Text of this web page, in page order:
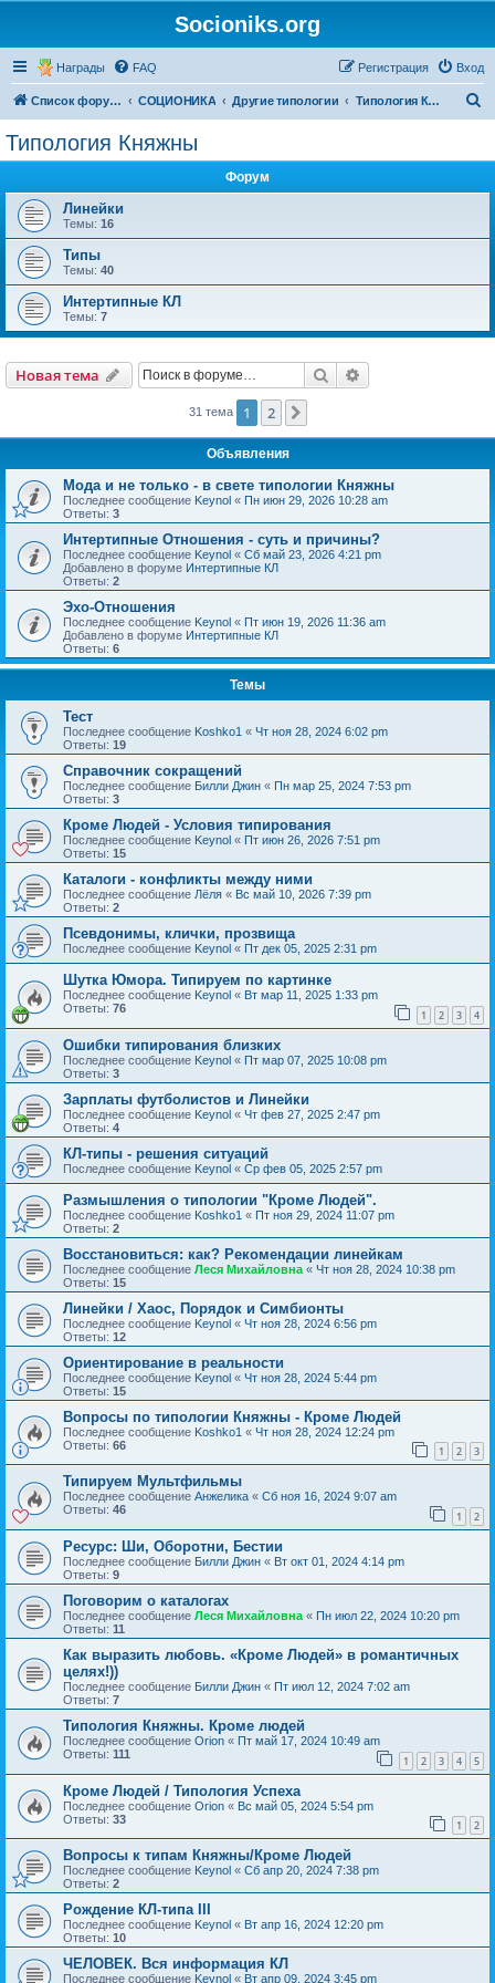
Socioniks.org
Награды FAQ Вход
Регистрация
Список форумов СОЦИОНИКА Другие типологии Типология Княжны
Типология Княжны
Форум
Линейки
Темы: 16
Типы
Темы: 40
Интертипные КЛ
Темы: 7
Новая тема Поиск
31 тема 1 2
Объявления
Мода и не только - в свете типологии Княжны
Последнее сообщение Keynol « Пн июн 29, 2026 10:28 am
Ответы: 3
Интертипные Отношения - суть и причины?
Последнее сообщение Keynol « Сб май 23, 2026 4:21 pm
Добавлено в форуме Интертипные КЛ
Ответы: 2
Эхо-Отношения
Последнее сообщение Keynol « Пт июн 19, 2026 11:36 am
Добавлено в форуме Интертипные КЛ
Ответы: 6
Темы
Тест
Последнее сообщение Koshko1 « Чт ноя 28, 2024 6:02 pm
Ответы: 19
Справочник сокращений
Последнее сообщение Билли Джин « Пн мар 25, 2024 7:53 pm
Ответы: 3
Кроме Людей - Условия типирования
Последнее сообщение Keynol « Пт июн 26, 2026 7:51 pm
Ответы: 15
Каталоги - конфликты между ними
Последнее сообщение Лёля « Вс май 10, 2026 7:39 pm
Ответы: 2
Псевдонимы, клички, прозвища
Последнее сообщение Keynol « Пт дек 05, 2025 2:31 pm
Шутка Юмора. Типируем по картинке
Последнее сообщение Keynol « Вт мар 11, 2025 1:33 pm
Ответы: 76 1 2 3 4
Ошибки типирования близких
Последнее сообщение Keynol « Пт мар 07, 2025 10:08 pm
Ответы: 3
Зарплаты футболистов и Линейки
Последнее сообщение Keynol « Чт фев 27, 2025 2:47 pm
Ответы: 4
КЛ-типы - решения ситуаций
Последнее сообщение Keynol « Ср фев 05, 2025 2:57 pm
Размышления о типологии "Кроме Людей".
Последнее сообщение Koshko1 « Пт ноя 29, 2024 11:07 pm
Ответы: 2
Восстановиться: как? Рекомендации линейкам
Последнее сообщение Леся Михайловна « Чт ноя 28, 2024 10:38 pm
Ответы: 15
Линейки / Хаос, Порядок и Симбионты
Последнее сообщение Keynol « Чт ноя 28, 2024 6:56 pm
Ответы: 12
Ориентирование в реальности
Последнее сообщение Keynol « Чт ноя 28, 2024 5:44 pm
Ответы: 15
Вопросы по типологии Княжны - Кроме Людей
Последнее сообщение Koshko1 « Чт ноя 28, 2024 12:24 pm
Ответы: 66 1 2 3
Типируем Мультфильмы
Последнее сообщение Анжелика « Сб ноя 16, 2024 9:07 am
Ответы: 46 1 2
Ресурс: Ши, Оборотни, Бестии
Последнее сообщение Билли Джин « Вт окт 01, 2024 4:14 pm
Ответы: 9
Поговорим о каталогах
Последнее сообщение Леся Михайловна « Пн июл 22, 2024 10:20 pm
Ответы: 11
Как выразить любовь. «Кроме Людей» в романтичных
целях!))
Последнее сообщение Билли Джин « Пт июл 12, 2024 7:02 am
Ответы: 7
Типология Княжны. Кроме людей
Последнее сообщение Orion « Пт май 17, 2024 10:49 am
Ответы: 111 1 2 3 4 5
Кроме Людей / Типология Успеха
Последнее сообщение Orion « Вс май 05, 2024 5:54 pm
Ответы: 33 1 2
Вопросы к типам Княжны/Кроме Людей
Последнее сообщение Keynol « Сб апр 20, 2024 7:38 pm
Ответы: 2
Рождение КЛ-типа III
Последнее сообщение Keynol « Вт апр 16, 2024 12:20 pm
Ответы: 10
ЧЕЛОВЕК. Вся информация КЛ
Последнее сообщение Keynol « Вт апр 09, 2024 3:45 pm